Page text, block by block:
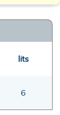
lits
6